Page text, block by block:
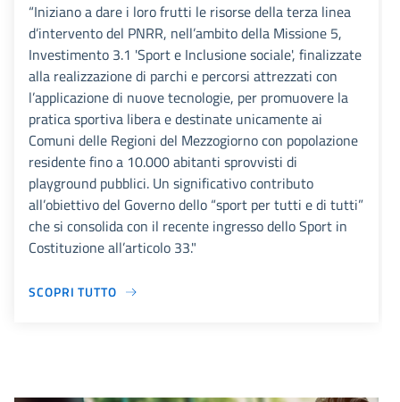
“Iniziano a dare i loro frutti le risorse della terza linea
d’intervento del PNRR, nell’ambito della Missione 5,
Investimento 3.1 'Sport e Inclusione sociale', finalizzate
alla realizzazione di parchi e percorsi attrezzati con
l’applicazione di nuove tecnologie, per promuovere la
pratica sportiva libera e destinate unicamente ai
Comuni delle Regioni del Mezzogiorno con popolazione
residente fino a 10.000 abitanti sprovvisti di
playground pubblici. Un significativo contributo
all’obiettivo del Governo dello “sport per tutti e di tutti”
che si consolida con il recente ingresso dello Sport in
Costituzione all’articolo 33."
SCOPRI TUTTO